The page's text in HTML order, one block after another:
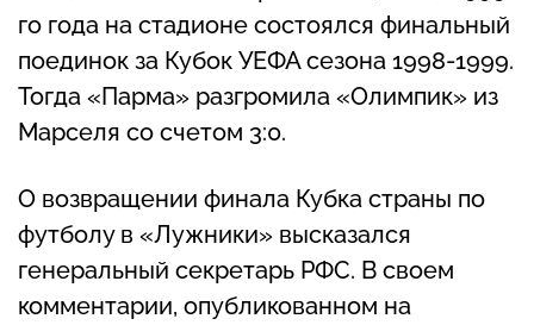
го года на стадионе состоялся финальный
поединок за Кубок УЕФА сезона 1998-1999.
Тогда «Парма» разгромила «Олимпик» из
Марселя со счетом 3:0.
О возвращении финала Кубка страны по
футболу в «Лужники» высказался
генеральный секретарь РФС. В своем
комментарии, опубликованном на